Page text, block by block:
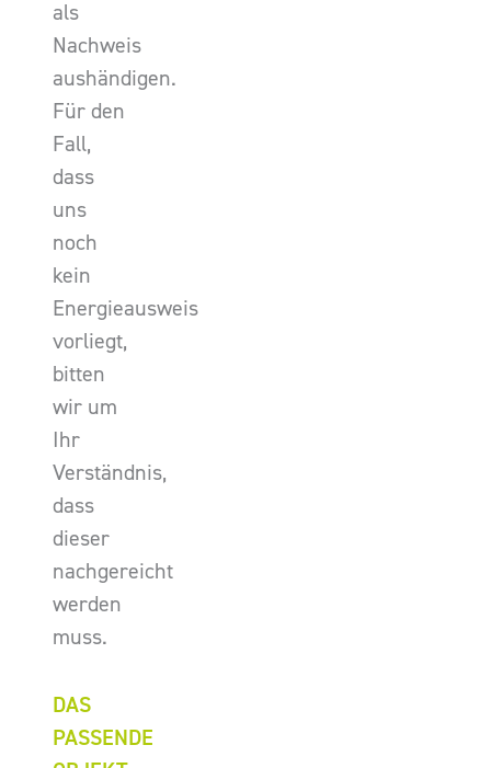
als
Nachweis
aushändigen.
Für den
Fall,
dass
uns
noch
kein
Energieausweis
vorliegt,
bitten
wir um
Ihr
Verständnis,
dass
dieser
nachgereicht
werden
muss.
DAS
PASSENDE